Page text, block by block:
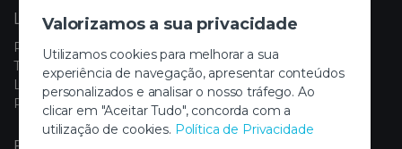
Valorizamos a sua privacidade
Utilizamos cookies para melhorar a sua
experiência de navegação, apresentar conteúdos
personalizados e analisar o nosso tráfego. Ao
clicar em "Aceitar Tudo", concorda com a
utilização de cookies. Política de Privacidade
LINKS ÚTEIS
Política de Privacidade
Termos e Condições
Livro de Reclamações Eletrónico
Painel de Cookies